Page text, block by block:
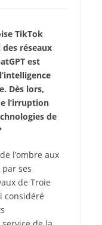
TikTok
réseaux
est
Dès lors,
l’irruption
de
l’ombre aux
ses
de Troie
considéré